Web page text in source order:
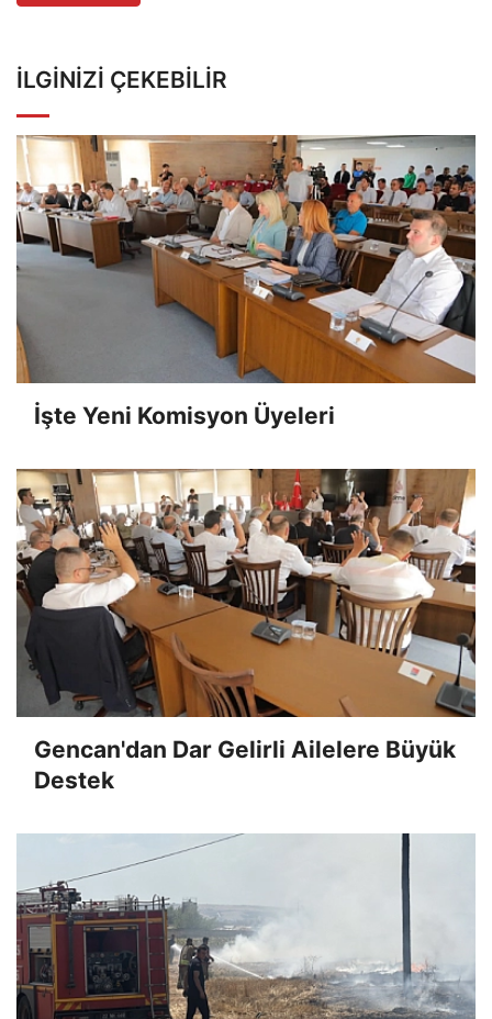
İLGINIZI ÇEKEBILIR
İşte Yeni Komisyon Üyeleri
Gencan'dan Dar Gelirli Ailelere Büyük
Destek